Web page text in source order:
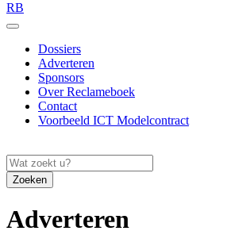
RB
Dossiers
Adverteren
Sponsors
Over Reclameboek
Contact
Voorbeeld ICT Modelcontract
Zoeken
Adverteren